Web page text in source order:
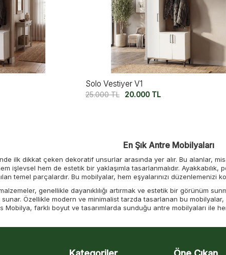
Solo Vestiyer V1
25.000TL 20.000TL
En Şık Antre Mobilyaları
ilk dikkat çeken dekoratif unsurlar arasında yer alır. Bu alanlar,
işlevsel hem de estetik bir yaklaşımla tasarlanmalıdır. Ayakkabılık,
temel parçalardır. Bu mobilyalar, hem eşyalarınızı düzenlemenizi
genellikle dayanıklılığı artırmak ve estetik bir görünüm
sunar. Özellikle modern ve minimalist tarzda tasarlanan bu
Mobilya, farklı boyut ve tasarımlarda sunduğu antre mobilyaları ile
Antre ve Hol Mobilya Fiyatları